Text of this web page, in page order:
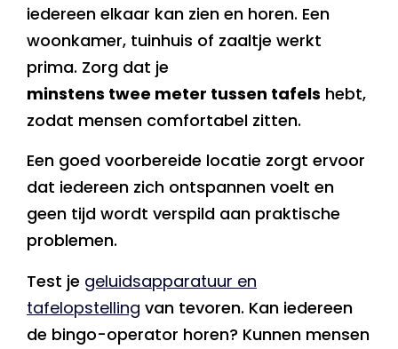
iedereen elkaar kan zien en horen. Een
woonkamer, tuinhuis of zaaltje werkt
prima. Zorg dat je
minstens twee meter tussen tafels hebt,
zodat mensen comfortabel zitten.
Een goed voorbereide locatie zorgt ervoor
dat iedereen zich ontspannen voelt en
geen tijd wordt verspild aan praktische
problemen.
Test je geluidsapparatuur en
tafelopstelling van tevoren. Kan iedereen
de bingo-operator horen? Kunnen mensen